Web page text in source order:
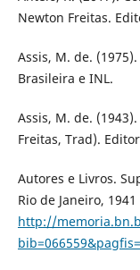
Newton Freitas.
Assis, M. de.
Brasileira e INL.
Assis, M. de.
Freitas, Trad).
Autores e Livros.
Rio de Janeiro, 1941
http://